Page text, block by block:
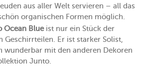
aus aller Welt servieren – all das
organischen Formen möglich.
Ocean Blueist nur ein Stück der
Geschirrteilen. Er ist starker Solist,
wunderbar mit den anderen Dekoren
Junto.